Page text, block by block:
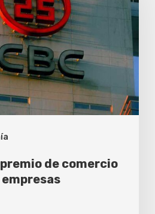
de comercio